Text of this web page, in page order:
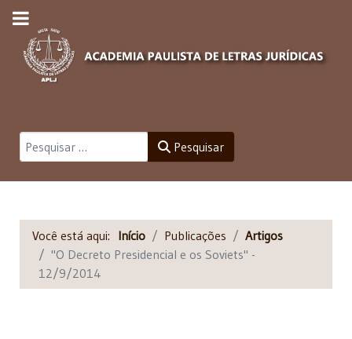
Pesquisar Pesquisar
Você está aqui: Início Publicações
Artigos
"O Decreto Presidencial e os Soviets" -
12/9/2014